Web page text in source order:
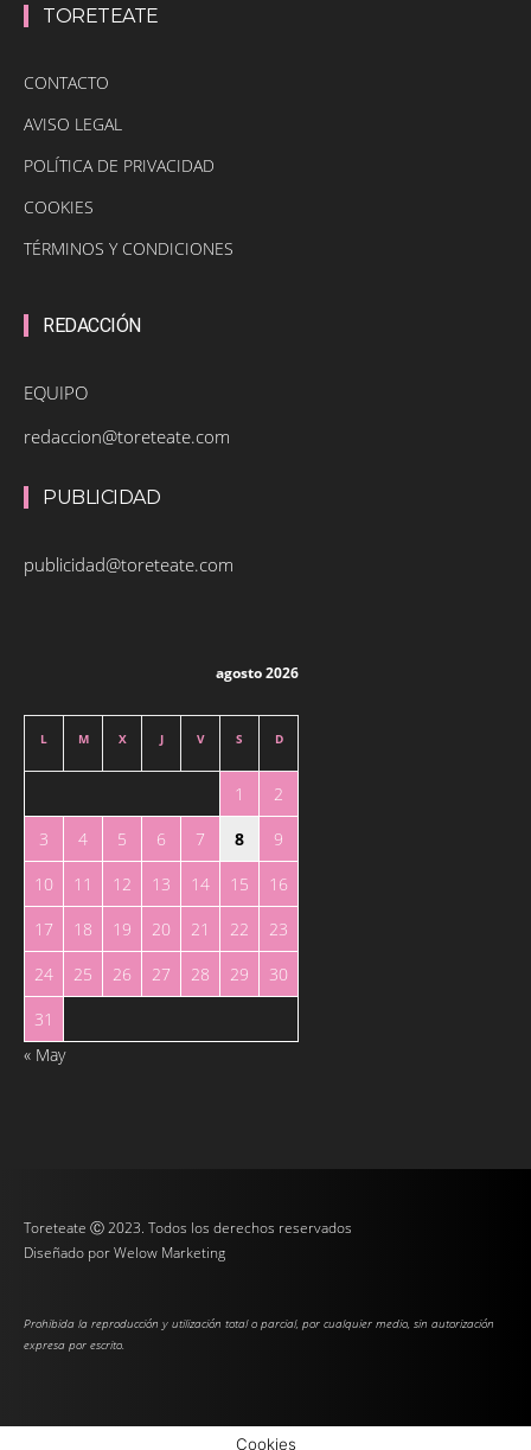
TORETEATE
CONTACTO
AVISO LEGAL
POLÍTICA DE PRIVACIDAD
COOKIES
TÉRMINOS Y CONDICIONES
REDACCIÓN
EQUIPO
redaccion@toreteate.com
PUBLICIDAD
publicidad@toreteate.com
agosto 2026
L M X J V S D
1
2
3
4 5 6 7 8
9
10
11 12 13 14 15
16
17
18 19 20 21 22
23
24
25 26 27 28 29
30
31
« May
Toreteate Ⓒ 2023. Todos los derechos reservados
Diseñado porWelow Marketing
Prohibida la reproducción y utilización total o parcial, por cualquier medio, sin autorización
expresa por escrito.
Cookies